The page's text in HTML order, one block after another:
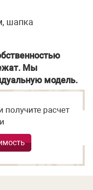
шапка
Мы
модель.
получите расчет